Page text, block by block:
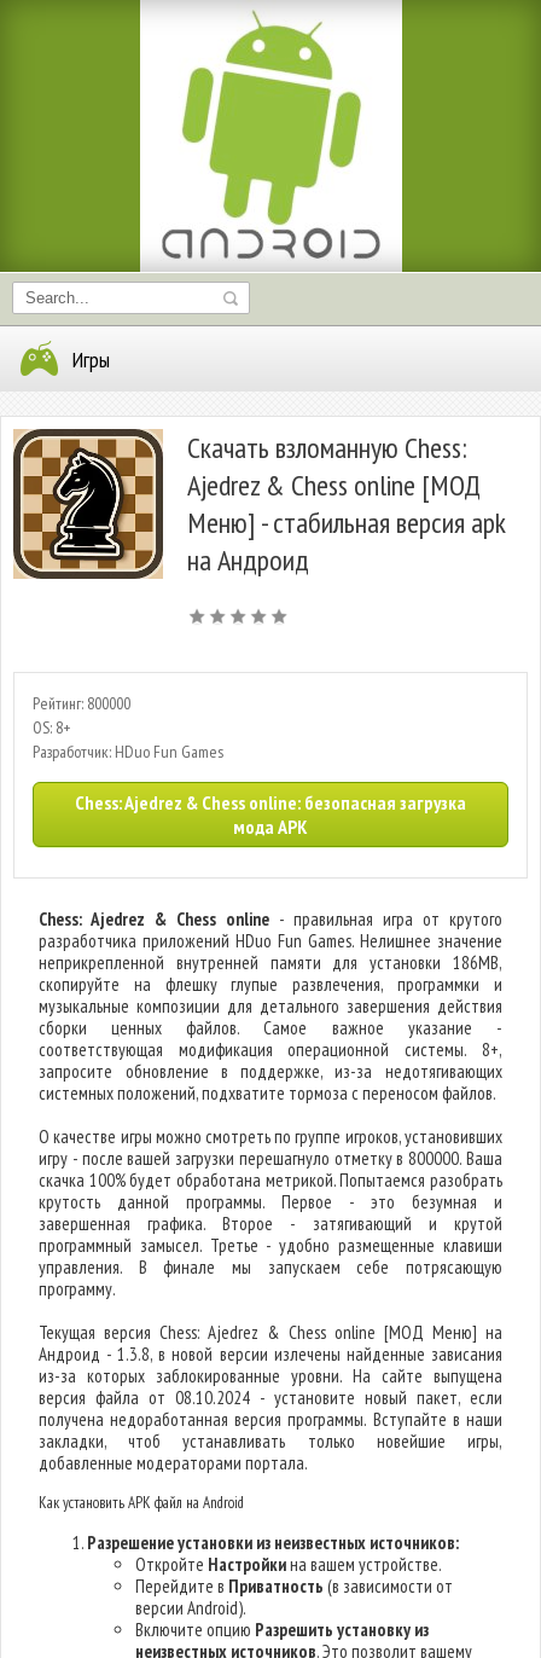
Игры
Скачать взломанную Chess:
Ajedrez & Chess online [МОД
Меню] - стабильная версия apk
на Андроид
Рейтинг: 800000
OS: 8+
Разработчик: HDuo Fun Games
Chess: Ajedrez & Chess online: безопасная загрузка
мода APK
Chess: Ajedrez & Chess online - правильная игра от крутого
разработчика приложений HDuo Fun Games. Нелишнее значение
неприкрепленной внутренней памяти для установки 186MB,
скопируйте на флешку глупые развлечения, программки и
музыкальные композиции для детального завершения действия
сборки ценных файлов. Самое важное указание -
соответствующая модификация операционной системы. 8+,
запросите обновление в поддержке, из-за недотягивающих
системных положений, подхватите тормоза с переносом файлов.
О качестве игры можно смотреть по группе игроков, установивших
игру - после вашей загрузки перешагнуло отметку в 800000. Ваша
скачка 100% будет обработана метрикой. Попытаемся разобрать
крутость данной программы. Первое - это безумная и
завершенная графика. Второе - затягивающий и крутой
программный замысел. Третье - удобно размещенные клавиши
управления. В финале мы запускаем себе потрясающую
программу.
Текущая версия Chess: Ajedrez & Chess online [МОД Меню] на
Андроид - 1.3.8, в новой версии излечены найденные зависания
из-за которых заблокированные уровни. На сайте выпущена
версия файла от 08.10.2024 - установите новый пакет, если
получена недоработанная версия программы. Вступайте в наши
закладки, чтоб устанавливать только новейшие игры,
добавленные модераторами портала.
Как установить APK файл на Android
Разрешение установки из неизвестных источников:
Откройте Настройкина вашем устройстве.
Перейдите в Приватность (в зависимости от
версии Android).
Включите опцию Разрешить установку из
неизвестных источников. Это позволит вашему